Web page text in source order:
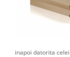
inapoi datorita